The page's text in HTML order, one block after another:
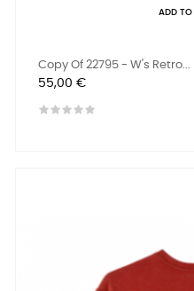
ADD TO
Copy Of 22795 - W's Retro...
Precio
55,00 €